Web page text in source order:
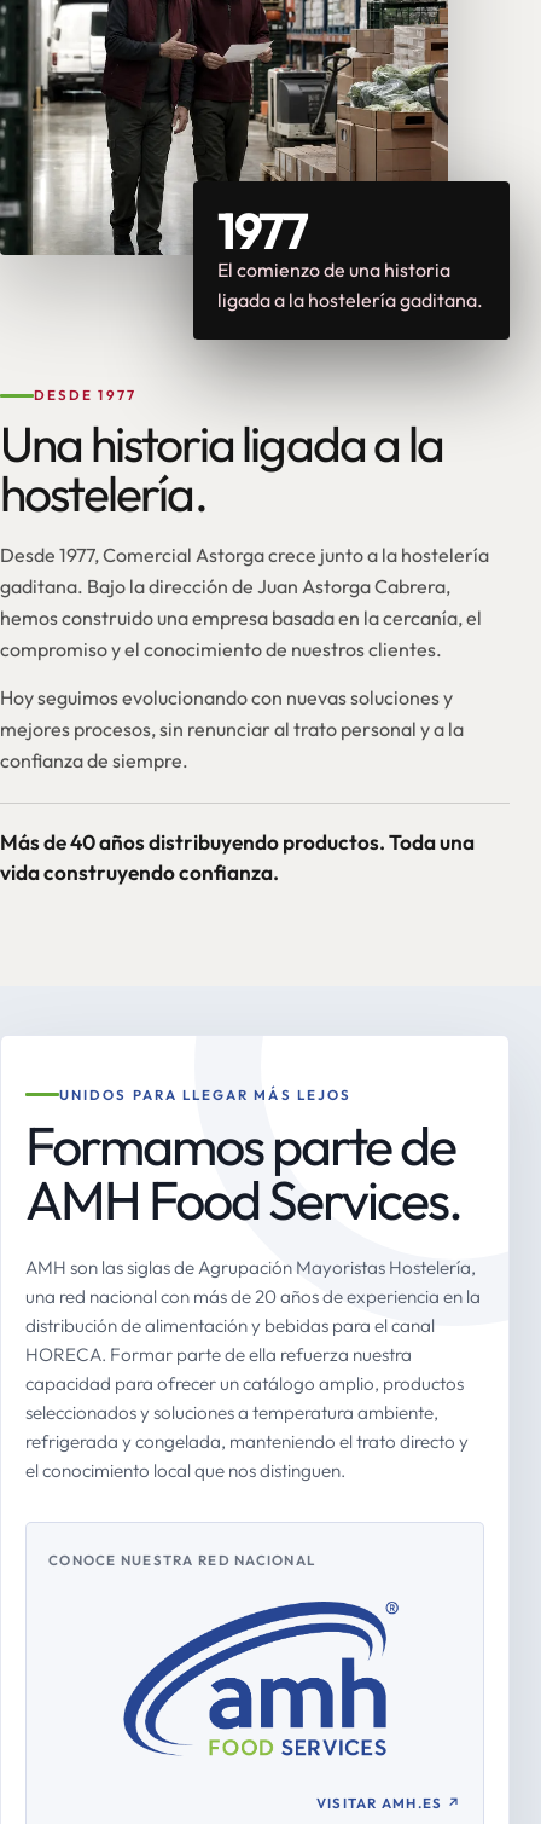
1977
El comienzo de una historia
ligada a la hostelería gaditana.
DESDE 1977
Una historia ligada a la
hostelería.
Desde 1977, Comercial Astorga crece junto a la hostelería
gaditana. Bajo la dirección de Juan Astorga Cabrera,
hemos construido una empresa basada en la cercanía, el
compromiso y el conocimiento de nuestros clientes.
Hoy seguimos evolucionando con nuevas soluciones y
mejores procesos, sin renunciar al trato personal y a la
confianza de siempre.
Más de 40 años distribuyendo productos. Toda una
vida construyendo confianza.
UNIDOS PARA LLEGAR MÁS LEJOS
Formamos parte de
AMH Food Services.
AMH son las siglas de Agrupación Mayoristas Hostelería,
una red nacional con más de 20 años de experiencia en la
distribución de alimentación y bebidas para el canal
HORECA. Formar parte de ella refuerza nuestra
capacidad para ofrecer un catálogo amplio, productos
seleccionados y soluciones a temperatura ambiente,
refrigerada y congelada, manteniendo el trato directo y
el conocimiento local que nos distinguen.
CONOCE NUESTRA RED NACIONAL
VISITAR AMH.ES ↗